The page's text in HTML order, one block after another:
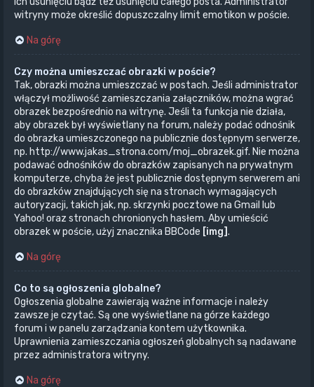
witryny może określić dopuszczalny limit emotikon w poście.
Na górę
Czy można umieszczać obrazki w poście?
Tak, obrazki można umieszczać w postach. Jeśli administrator
włączył możliwość zamieszczania załączników, można wgrać
obrazek bezpośrednio na witrynę. Jeśli ta funkcja nie działa,
aby obrazek był wyświetlany na forum, należy podać odnośnik
do obrazka umieszczonego na publicznie dostępnym serwerze,
np. http://www.jakas_strona.com/moj_obrazek.gif. Nie można
podawać odnośników do obrazków zapisanych na prywatnym
komputerze, chyba że jest publicznie dostępnym serwerem ani
do obrazków znajdujących się na stronach wymagających
autoryzacji, takich jak, np. skrzynki pocztowe na Gmail lub
Yahoo! oraz stronach chronionych hasłem. Aby umieścić
obrazek w poście, użyj znacznika BBCode [img].
Na górę
Co to są ogłoszenia globalne?
Ogłoszenia globalne zawierają ważne informacje i należy
zawsze je czytać. Są one wyświetlane na górze każdego
forum i w panelu zarządzania kontem użytkownika.
Uprawnienia zamieszczania ogłoszeń globalnych są nadawane
przez administratora witryny.
Na górę